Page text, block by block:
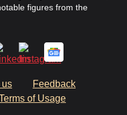
figures from the
us
Feedback
of Usage